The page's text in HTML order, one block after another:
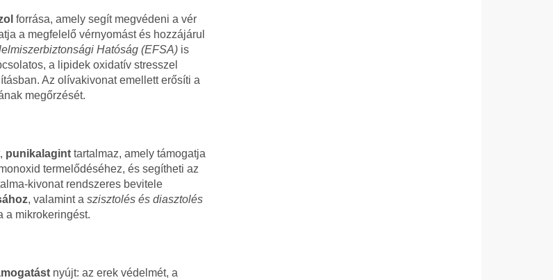
forrása, amely segít megvédeni a vér
a megfelelő vérnyomást és hozzájárul
Hatóság (EFSA) is
a lipidek oxidatív stresszel
Az olívakivonat emellett erősíti a
megőrzését.
punikalagint tartalmaz, amely támogatja
termelődéséhez, és segítheti az
kivonat rendszeres bevitele
, valamint a szisztolés és diasztolés
a mikrokeringést.
nyújt: az erek védelmét, a